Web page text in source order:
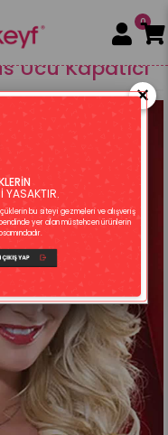
0
Ucu Kapatıcı
×
YASAKTIR.
bu siteyi gezmeleri ve alışveriş
yer alan müstehcen ürünlerin